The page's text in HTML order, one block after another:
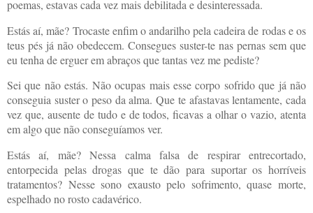
poemas, estavas cada vez mais debilitada e desinteressada.
Estás aí, mãe? Trocaste enfim o andarilho pela cadeira de rodas e os
teus pés já não obedecem. Consegues suster-te nas pernas sem que
eu tenha de erguer em abraços que tantas vez me pediste?
Sei que não estás. Não ocupas mais esse corpo sofrido que já não
conseguia suster o peso da alma. Que te afastavas lentamente, cada
vez que, ausente de tudo e de todos, ficavas a olhar o vazio, atenta
em algo que não conseguíamos ver.
Estás aí, mãe? Nessa calma falsa de respirar entrecortado,
entorpecida pelas drogas que te dão para suportar os horríveis
tratamentos? Nesse sono exausto pelo sofrimento, quase morte,
espelhado no rosto cadavérico.